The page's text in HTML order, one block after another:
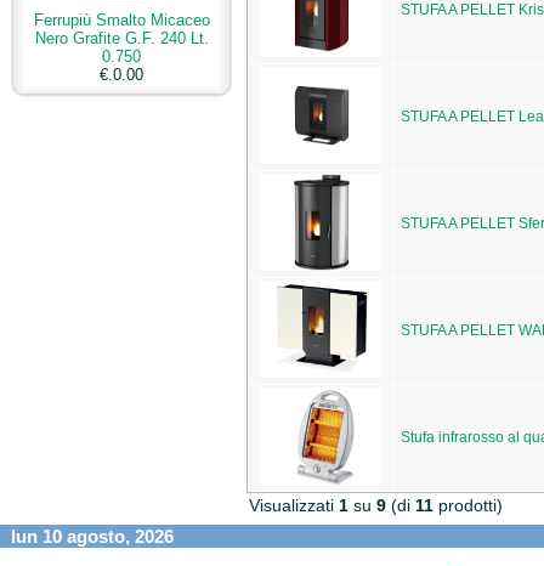
Ferrupiù Smalto Micaceo
Nero Grafite G.F. 240 Lt.
0.750
€.0.00
STUFA A PELLET
STUFA A PELLET
STUFA A PELLET
STUFA A PELLET
Stufa infrarosso al
Visualizzati 1 su 9 (di 11 prodotti)
lun 10 agosto, 2026